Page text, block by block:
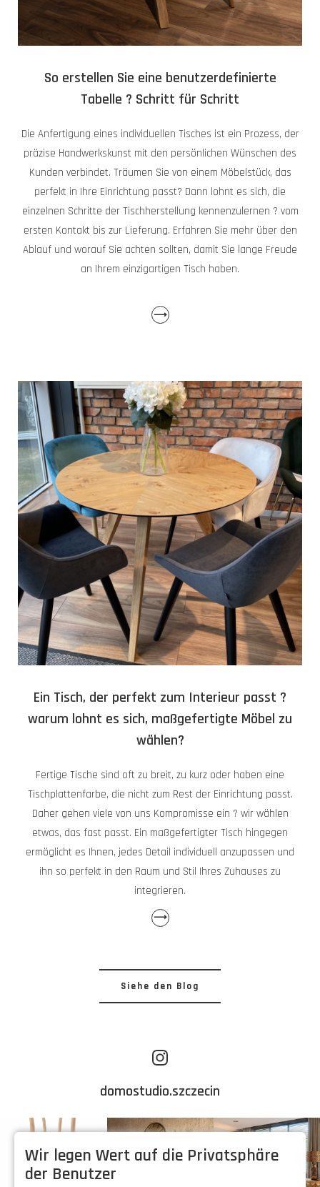
So erstellen Sie eine benutzerdefinierte
Tabelle ? Schritt für Schritt
Die Anfertigung eines individuellen Tisches ist ein Prozess, der
präzise Handwerkskunst mit den persönlichen Wünschen des
Kunden verbindet. Träumen Sie von einem Möbelstück, das
perfekt in Ihre Einrichtung passt? Dann lohnt es sich, die
einzelnen Schritte der Tischherstellung kennenzulernen ? vom
ersten Kontakt bis zur Lieferung. Erfahren Sie mehr über den
Ablauf und worauf Sie achten sollten, damit Sie lange Freude
an Ihrem einzigartigen Tisch haben.
⟶
Ein Tisch, der perfekt zum Interieur passt ?
warum lohnt es sich, maßgefertigte Möbel zu
wählen?
Fertige Tische sind oft zu breit, zu kurz oder haben eine
Tischplattenfarbe, die nicht zum Rest der Einrichtung passt.
Daher gehen viele von uns Kompromisse ein ? wir wählen
etwas, das fast passt. Ein maßgefertigter Tisch hingegen
ermöglicht es Ihnen, jedes Detail individuell anzupassen und
ihn so perfekt in den Raum und Stil Ihres Zuhauses zu
integrieren.
⟶
Siehe den Blog
domostudio.szczecin
Wir legen Wert auf die Privatsphäre
der Benutzer